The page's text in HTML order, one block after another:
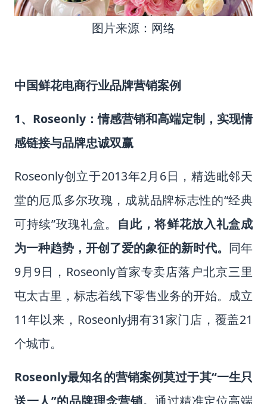
图片来源：网络
中国鲜花电商行业品牌营销案例
1、Roseonly：情感营销和高端定制，实现情
感链接与品牌忠诚双赢
Roseonly创立于2013年2月6日，精选毗邻天
堂的厄瓜多尔玫瑰，成就品牌标志性的“经典
可持续”玫瑰礼盒。 自此，将鲜花放入礼盒成
为一种趋势，开创了爱的象征的新时代。 同年
9月9日，Roseonly首家专卖店落户北京三里
屯太古里，标志着线下零售业务的开始。成立
11年以来，Roseonly拥有31家门店，覆盖21
个城市。
Roseonly最知名的营销案例莫过于其“一生只